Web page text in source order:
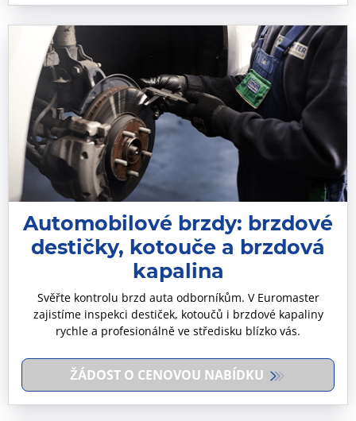
Automobilové brzdy: brzdové
destičky, kotouče a brzdová
kapalina
Svěřte kontrolu brzd auta odborníkům. V Euromaster
zajistíme inspekci destiček, kotoučů i brzdové kapaliny
rychle a profesionálně ve středisku blízko vás.
ŽÁDOST O CENOVOU NABÍDKU